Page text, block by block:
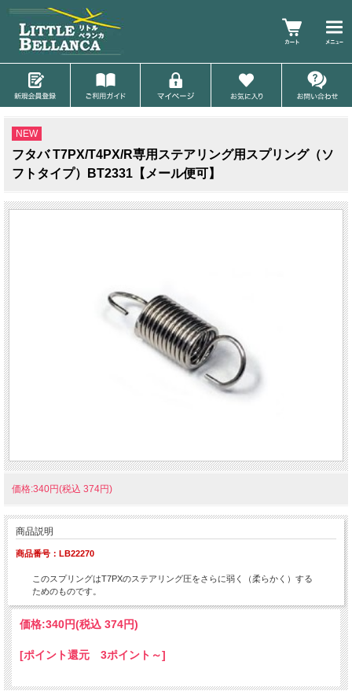
NEW
フタバ T7PX/T4PX/R専用ステアリング用スプリング（ソ
フトタイプ）BT2331【メール便可】
価格:340円(税込 374円)
商品説明
商品番号：LB22270
このスプリングはT7PXのステアリング圧をさらに弱く（柔らかく）する
ためのものです。
価格:340円(税込 374円)
[ポイント還元 3ポイント～]